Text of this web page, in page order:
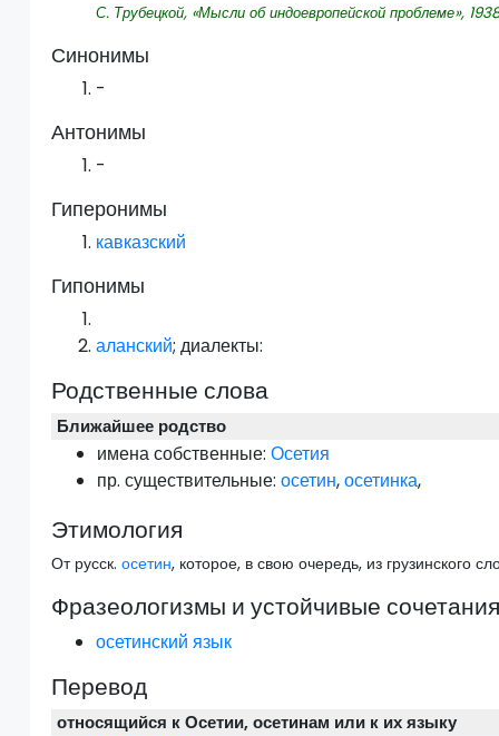
С. Трубецкой, «Мысли об индоевропейской проблеме»,
Синонимы
-
Антонимы
-
Гиперонимы
кавказский
Гипонимы
аланский; диалекты:
Родственные слова
Ближайшее родство
имена собственные: Осетия
пр.существительные: осетин,осетинка,
Этимология
От русск.осетин, которое, в свою очередь, из грузинского
Фразеологизмы и устойчивые
осетинский язык
Перевод
относящийся к Осетии, осетинам или к их языку